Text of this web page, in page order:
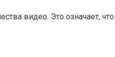
видео. Это